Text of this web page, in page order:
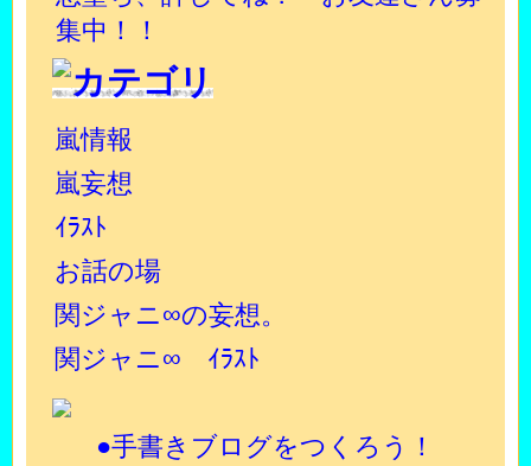
集中！！
嵐情報
嵐妄想
ｲﾗｽﾄ
お話の場
関ジャニ∞の妄想。
関ジャニ∞ ｲﾗｽﾄ
●手書きブログをつくろう！